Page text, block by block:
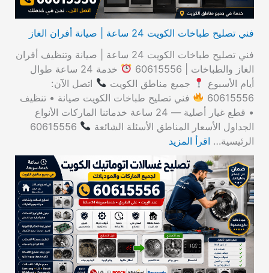
فني تصليح طباخات الكويت 24 ساعة | صيانة أفران الغاز
فني تصليح طباخات الكويت 24 ساعة | صيانة وتنظيف أفران
الغاز والطباخات | 60615556
خدمة 24 ساعة طوال
أيام الأسبوع
جميع مناطق الكويت
اتصل الآن:
60615556
فني تصليح طباخات الكويت صيانة • تنظيف
• قطع غيار أصلية — 24 ساعة خدماتنا الماركات الأنواع
الجداول الأسعار المناطق الأسئلة الشائعة
60615556
الرئيسية… اقرأ المزيد